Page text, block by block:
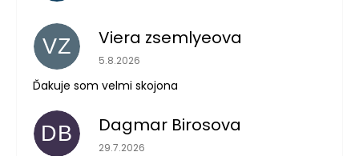
VZ Viera zsemlyeova
Hodnotenie obchodu je 5 z 5 hviezdičiek.
5.8.2026
Ďakuje som velmi skojona
DB Dagmar Birosova
Hodnotenie obchodu je 5 z 5 hviezdičiek.
29.7.2026